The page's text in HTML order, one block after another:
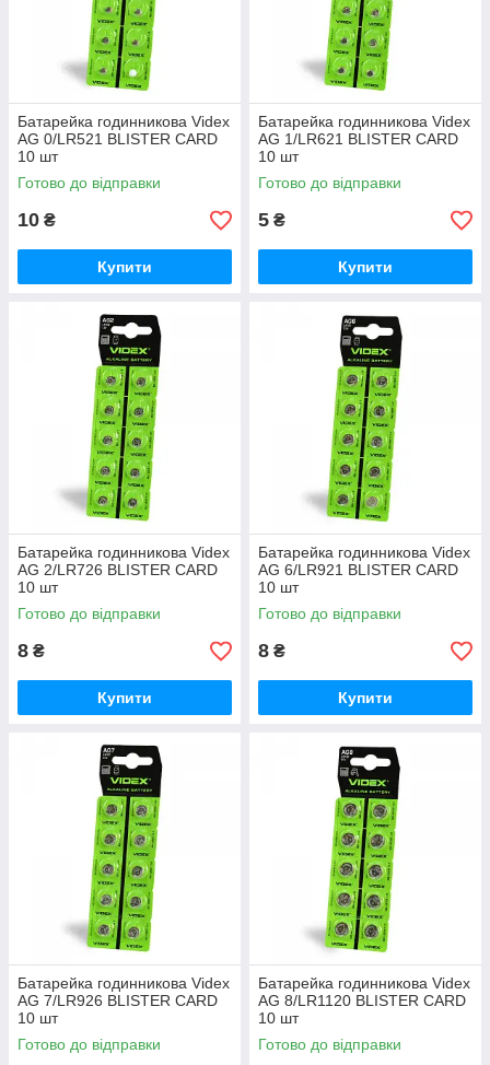
Батарейка годинникова Videx
AG 0/LR521 BLISTER CARD
10 шт
Готово до відправки
10 ₴
Купити
Батарейка годинникова Videx
AG 1/LR621 BLISTER CARD
10 шт
Готово до відправки
5 ₴
Купити
Батарейка годинникова Videx
AG 2/LR726 BLISTER CARD
10 шт
Готово до відправки
8 ₴
Купити
Батарейка годинникова Videx
AG 6/LR921 BLISTER CARD
10 шт
Готово до відправки
8 ₴
Купити
Батарейка годинникова Videx
AG 7/LR926 BLISTER CARD
10 шт
Готово до відправки
Батарейка годинникова Videx
AG 8/LR1120 BLISTER CARD
10 шт
Готово до відправки